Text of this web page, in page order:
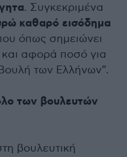
. Συγκεκριμένα
καθαρό εισόδημα
όπως σημειώνει
και αφορά ποσό για
των Ελλήνων”.
των βουλευτών
βουλευτική